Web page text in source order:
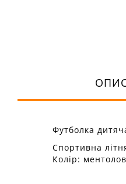
Футболка
Спортивна
Колір: